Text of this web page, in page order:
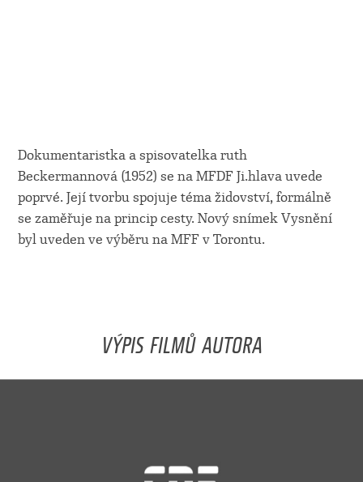
Dokumentaristka a spisovatelka ruth
Beckermannová (1952) se na MFDF Ji.hlava uvede
poprvé. Její tvorbu spojuje téma židovství, formálně
se zaměřuje na princip cesty. Nový snímek Vysnění
byl uveden ve výběru na MFF v Torontu.
VÝPIS FILMŮ AUTORA